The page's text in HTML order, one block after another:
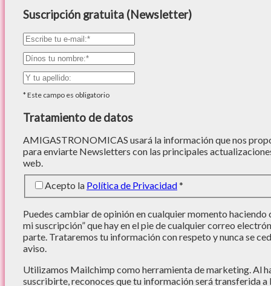
Suscripción gratuita (Newsletter)
*Este campo es obligatorio
Tratamiento de datos
AMIGASTRONOMICAS usará la información que nos
para enviarte Newsletters con las principales
web.
Acepto la Política de Privacidad*
Puedes cambiar de opinión en cualquier momento haciendo
mi suscripción” que hay en el pie de cualquier correo
parte. Trataremos tu información con respeto y nunca se
aviso.
Utilizamos Mailchimp como herramienta de marketing. Al
suscribirte, reconoces que tu información será transferida